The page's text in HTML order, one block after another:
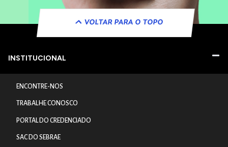
VOLTAR PARA O TOPO
INSTITUCIONAL
ENCONTRE-NOS
TRABALHE CONOSCO
PORTAL DO CREDENCIADO
SAC DO SEBRAE